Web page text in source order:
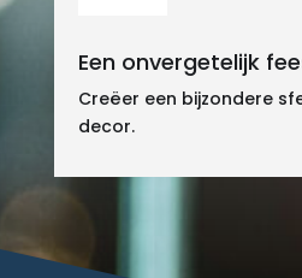
Een onvergetelijk
Creëer een bijzondere
decor.